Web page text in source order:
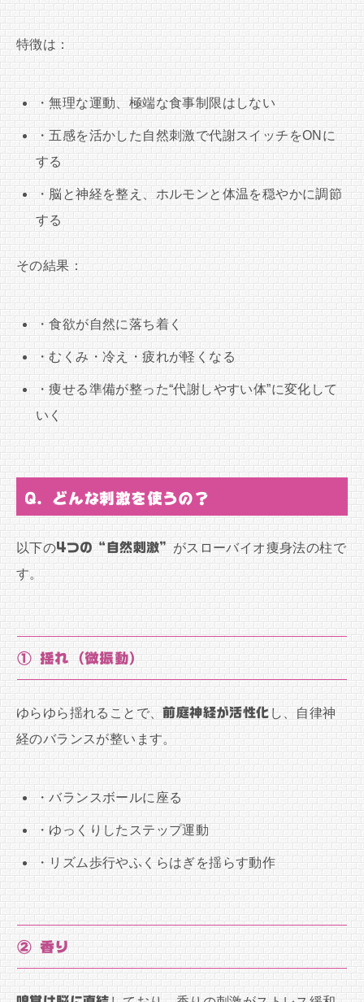
特徴は：
・無理な運動、極端な食事制限はしない
・五感を活かした自然刺激で代謝スイッチをONに
する
・脳と神経を整え、ホルモンと体温を穏やかに調節
する
その結果：
・食欲が自然に落ち着く
・むくみ・冷え・疲れが軽くなる
・痩せる準備が整った“代謝しやすい体”に変化して
いく
Q. どんな刺激を使うの？
以下の4つの“自然刺激” がスローバイオ痩身法の柱で
す。
① 揺れ（微振動）
ゆらゆら揺れることで、前庭神経が活性化 し、自律神
経のバランスが整います。
・バランスボールに座る
・ゆっくりしたステップ運動
・リズム歩行やふくらはぎを揺らす動作
② 香り